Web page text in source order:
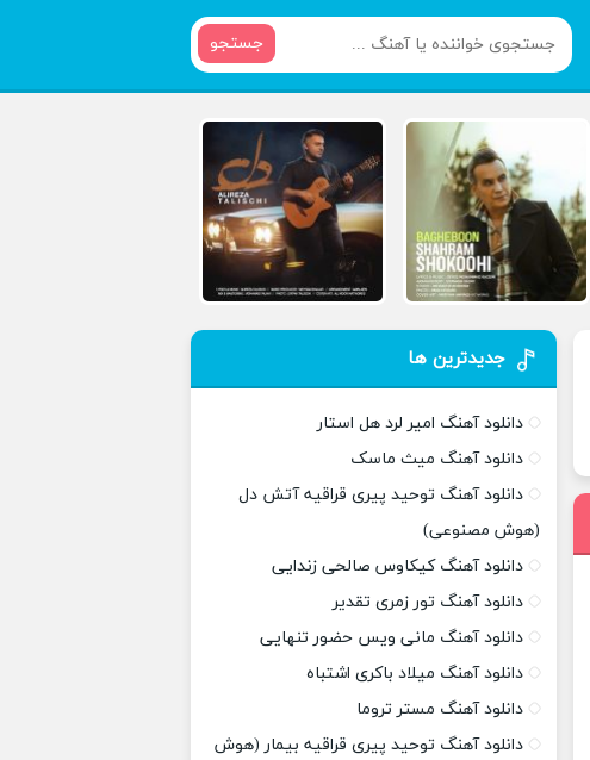
جستجو
جدیدترین ها
دانلود آهنگ امیر لرد هل استار
دانلود آهنگ میث ماسک
دانلود آهنگ توحید پیری قراقیه آتش دل
(هوش مصنوعی)
دانلود آهنگ کیکاوس صالحی زندایی
دانلود آهنگ تور زمری تقدیر
دانلود آهنگ مانی ویس حضور تنهایی
دانلود آهنگ میلاد باکری اشتباه
دانلود آهنگ مستر تروما
دانلود آهنگ توحید پیری قراقیه بیمار (هوش